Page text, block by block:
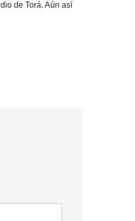
de Torá. Aún así